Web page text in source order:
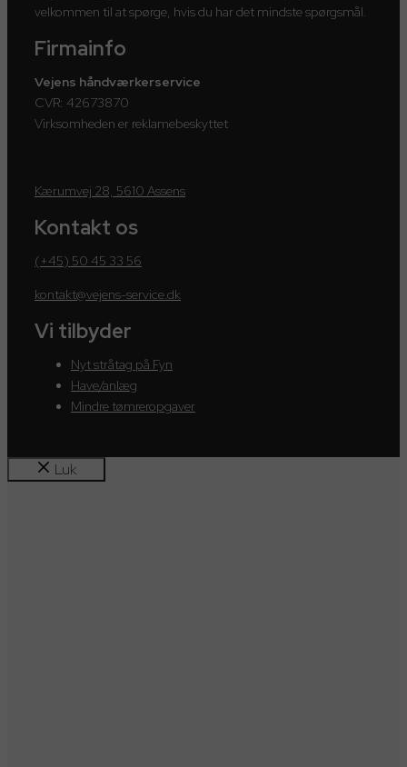
velkommen til at spørge, hvis du har det mindste spørgsmål.
Firmainfo
Vejens håndværkerservice
CVR: 42673870
Virksomheden er reklamebeskyttet
Kærumvej 28, 5610 Assens
Kontakt os
(+45) 50 45 33 56
kontakt@vejens-service.dk
Vi tilbyder
Nyt stråtag på Fyn
Have/anlæg
Mindre tømreropgaver
Luk